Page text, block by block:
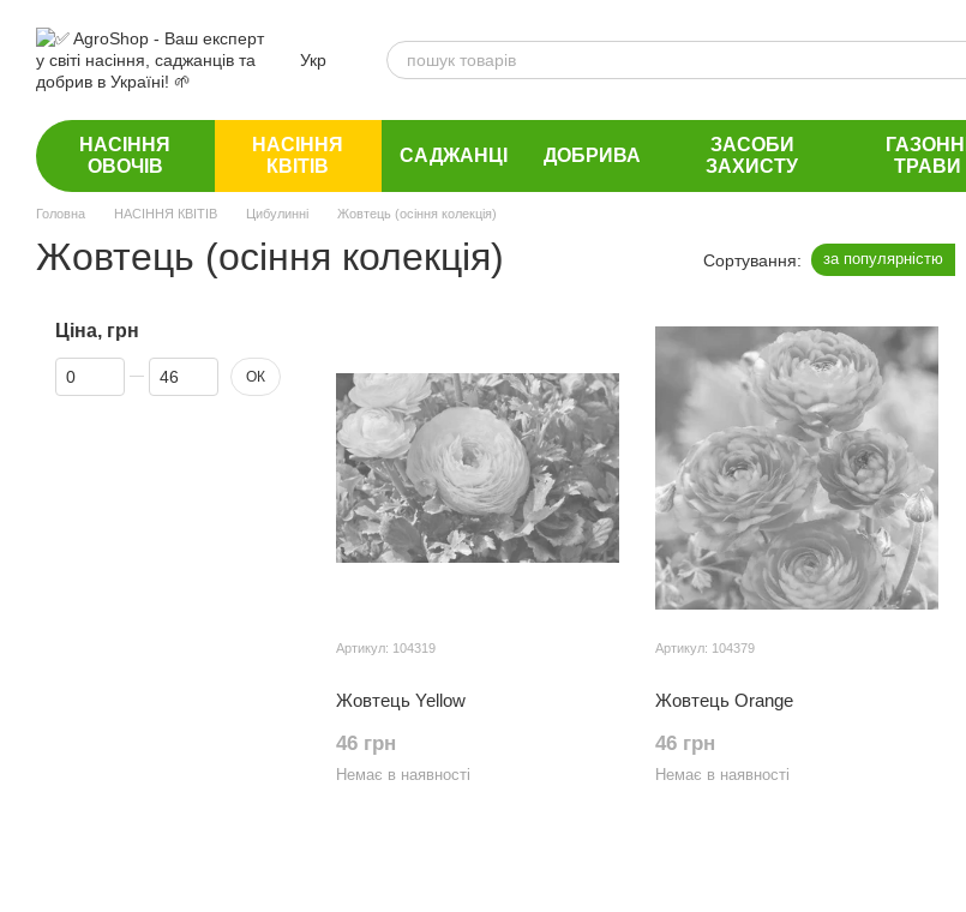
Укр
НАСІННЯ
ОВОЧІВ
НАСІННЯ
КВІТІВ
САДЖАНЦІ ДОБРИВА
ЗАСОБИ
ЗАХИСТУ
ГАЗОННІ
ТРАВИ
Головна НАСІННЯ КВІТІВ Цибулинні Жовтець (осіння колекція)
Жовтець (осіння колекція) Сортування: за популярністю
Артикул: 104319
Жовтець Yellow
46 грн
Немає в наявності
Артикул: 104379
Жовтець Orange
46 грн
Немає в наявності
Ціна, грн
Від Ціна, грн
До Ціна, грн ОК